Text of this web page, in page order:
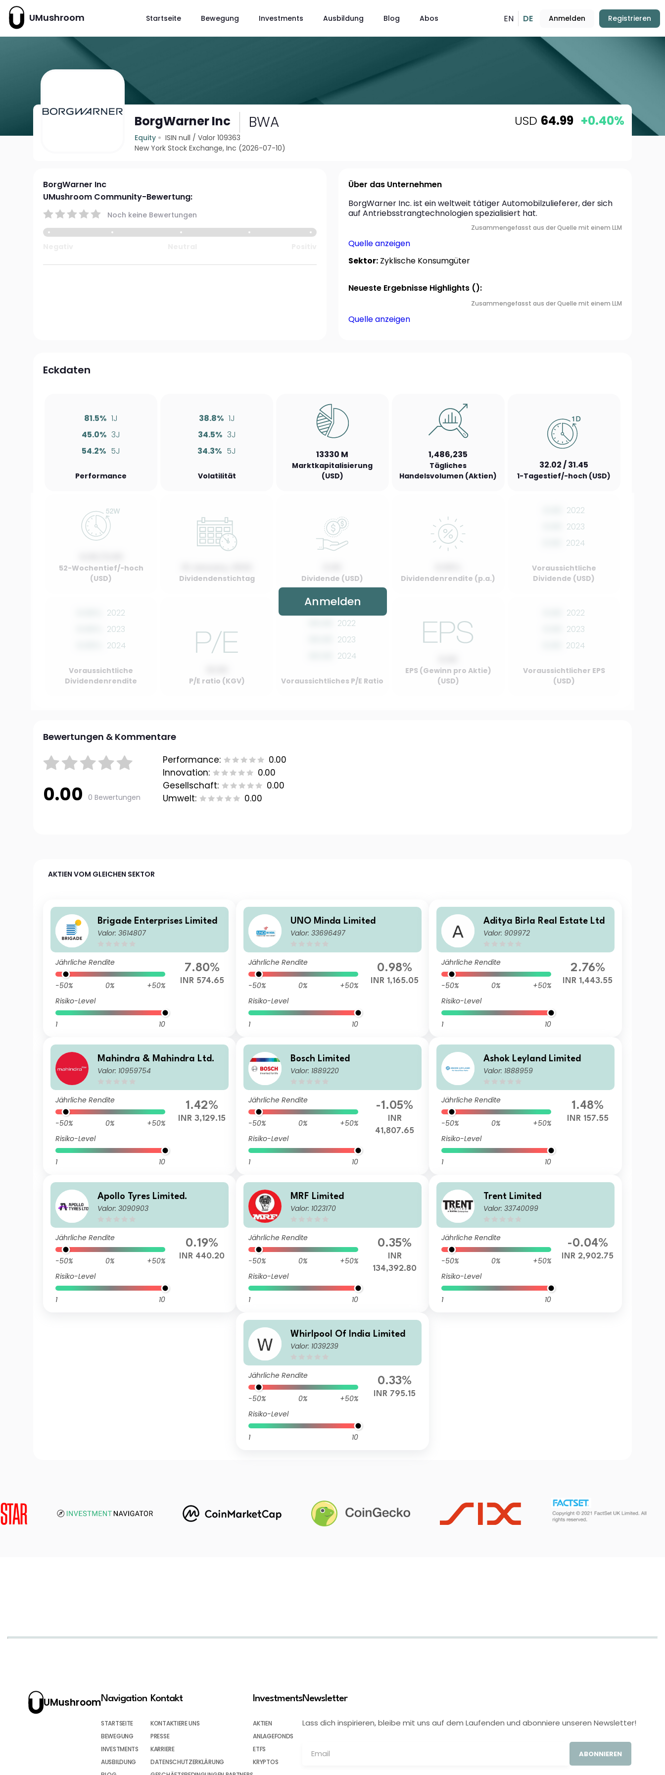
UMushroom Startseite Bewegung Investments Ausbildung Blog Abos EN DE Anmelden Registrieren
BorgWarner Inc BWA
Equity ISIN null /Valor 109363
New York Stock Exchange, Inc (2026-07-10)
USD 64.99 +0.40%
BorgWarner Inc
UMushroom Community-Bewertung:
Noch keine Bewertungen
Über das Unternehmen
BorgWarner Inc. ist ein weltweit tätiger Automobilzulieferer, der sich
auf Antriebsstrangtechnologien spezialisiert hat.
Zusammengefasst aus der Quelle mit einem LLM
Quelle anzeigen
Sektor: Zyklische Konsumgüter
Neueste Ergebnisse Highlights ():
Zusammengefasst aus der Quelle mit einem LLM
Quelle anzeigen
Eckdaten
81.5% 1J
45.0% 3J
54.2% 5J
Performance
38.8% 1J
34.5% 3J
34.3% 5J
Volatilität
13330 M
Marktkapitalisierung
(USD)
1,486,235
Tägliches
Handelsvolumen (Aktien)
32.02 / 31.45
1-Tagestief/-hoch (USD)
52-Wochentief/-hoch
(USD)
Dividendenstichtag Dividende (USD) Dividendenrendite (p.a.)
2022
2023
2024
Voraussichtliche
Dividende (USD)
2022
2023
2024
Voraussichtliche
Dividendenrendite
P/E ratio (KGV)
2022
2023
2024
Voraussichtliches P/E Ratio
EPS (Gewinn pro Aktie)
(USD)
2022
2023
2024
Voraussichtlicher EPS
(USD)
Anmelden
Bewertungen & Kommentare
0.00 0 Bewertungen
Performance:
0.00
Innovation:
0.00
Gesellschaft:
0.00
Umwelt:
0.00
AKTIEN VOM GLEICHEN SEKTOR
Brigade Enterprises Limited
Valor: 3614807
Jährliche Rendite
-50% 0%
+50%
Risiko-Level
1 10
7.80%
INR 574.65
UNO Minda Limited
Valor: 33696497
Jährliche Rendite
-50% 0%
+50%
Risiko-Level
1 10
0.98%
INR 1,165.05
Aditya Birla Real Estate Ltd
Valor: 909972
Jährliche Rendite
-50% 0%
+50%
Risiko-Level
1 10
2.76%
INR 1,443.55
Mahindra & Mahindra Ltd.
Valor: 10959754
Jährliche Rendite
-50% 0%
+50%
Risiko-Level
1 10
1.42%
INR 3,129.15
Bosch Limited
Valor: 1889220
Jährliche Rendite
-50% 0%
+50%
Risiko-Level
1 10
-1.05%
INR
41,807.65
Ashok Leyland Limited
Valor: 1888959
Jährliche Rendite
-50% 0%
+50%
Risiko-Level
1 10
1.48%
INR 157.55
Apollo Tyres Limited.
Valor: 3090903
Jährliche Rendite
-50% 0%
+50%
Risiko-Level
1 10
0.19%
INR 440.20
MRF Limited
Valor: 1023170
Jährliche Rendite
-50% 0%
+50%
Risiko-Level
1 10
0.35%
INR
134,392.80
Trent Limited
Valor: 33740099
Jährliche Rendite
-50% 0%
+50%
Risiko-Level
1 10
-0.04%
INR 2,902.75
Whirlpool Of India Limited
Valor: 1039239
Jährliche Rendite
-50% 0%
+50%
Risiko-Level
1 10
0.33%
INR 795.15
UMushroomNavigation
STARTSEITE
BEWEGUNG
INVESTMENTS
AUSBILDUNG
Kontakt
KONTAKTIERE UNS
PRESSE
KARRIERE
DATENSCHUTZERKLÄRUNG
Investments
AKTIEN
ANLAGEFONDS
ETFS
KRYPTOS
Newsletter
Lass dich inspirieren, bleibe mit uns auf dem Laufenden und abonniere unseren Newsletter!
ABONNIEREN